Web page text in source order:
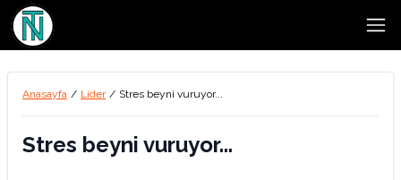
Anasayfa / Lider / Stres beyni vuruyor...
Stres beyni vuruyor...